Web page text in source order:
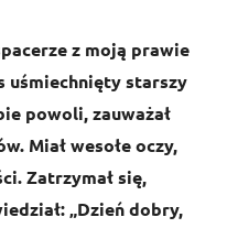
z moją prawie
uśmiechnięty starszy
powoli, zauważał
Miał wesołe oczy,
Zatrzymał się,
„Dzień dobry,